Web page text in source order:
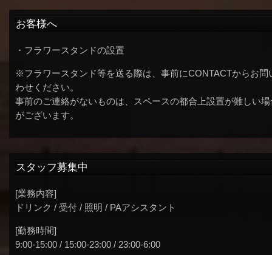
お客様へ
・フラワースタンドの設置
※フラワースタンド等を送る際は、事前にCONTACTからお問
わせください。
事前のご連絡がないものは、スペースの都合上設置が難しい場
がございます。
スタッフ募集中
[業務内容]
ドリンク / 受付 / 照明 / PAアシスタント
[勤務時間]
9:00-15:00 / 15:00-23:00 / 23:00-6:00